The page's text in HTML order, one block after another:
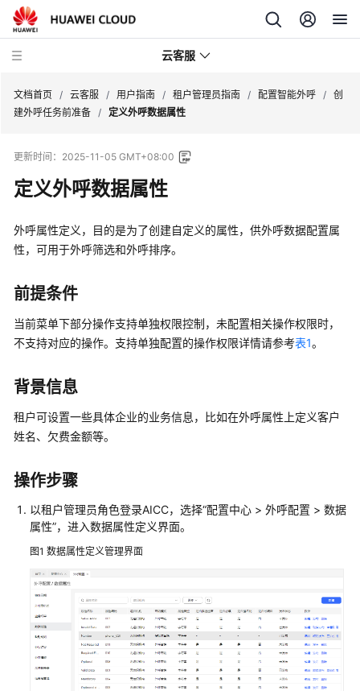
云客服
品
介
绍
快
速
门
用
户
南
云
控
台
操
作
指
租
户
管
理
员
指
南
文档首页 / 云客服 / 用户指南 / 租户管理员指南 / 配置智能外呼 / 创
建外呼任务前准备 / 定义外呼数据属性
更新时间： 2025-11-05 GMT+08:00
定义外呼数据属性
外呼属性定义，目的是为了创建自定义的属性，供外呼数据配置属
性，可用于外呼筛选和外呼排序。
前提条件
当前菜单下部分操作支持单独权限控制，未配置相关操作权限时，
不支持对应的操作。支持单独配置的操作权限详情请参考表1。
背景信息
租户可设置一些具体企业的业务信息，比如在外呼属性上定义客户
姓名、欠费金额等。
操作步骤
以租户管理员角色登录AICC，选择“配置中心 > 外呼配置 > 数据
属性”，进入数据属性定义界面。
图1 数据属性定义管理界面